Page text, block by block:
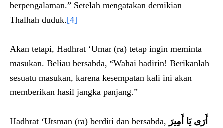
berpengalaman.” Setelah mengatakan demikian
Thalhah duduk.[4]
Akan tetapi, Hadhrat ‘Umar (ra) tetap ingin meminta
masukan. Beliau bersabda, “Wahai hadirin! Berikanlah
sesuatu masukan, karena kesempatan kali ini akan
memberikan hasil jangka panjang.”
Hadhrat ‘Utsman (ra) berdiri dan bersabda, أَرَى يَا أَمِيرَ